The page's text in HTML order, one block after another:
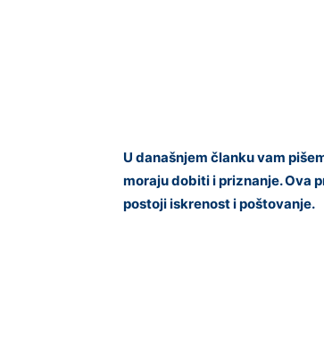
U današnjem članku vam
moraju dobiti i priznanje. Ova
postoji iskrenost i poštovanje.